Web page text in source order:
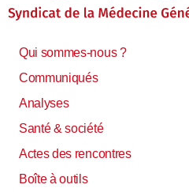
Qui sommes-nous ?
Communiqués
Analyses
Santé & société
Actes des rencontres
Boîte à outils